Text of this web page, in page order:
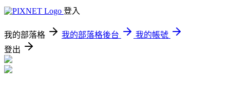
登入
我的部落格 我的部落格後台
我的帳號
登出